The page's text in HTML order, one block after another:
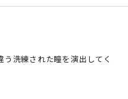
洗練された瞳を演出してく